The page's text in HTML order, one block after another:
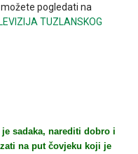
pogledati na
TUZLANSKOG
sadaka, narediti dobro i
na put čovjeku koji je